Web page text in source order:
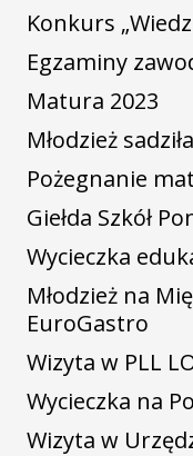
Konkurs
Egzaminy
Matura 2023
Młodzież
Pożegnanie
Giełda Szkół
Wycieczka
Młodzież na
EuroGastro
Wizyta w PLL
Wycieczka na
Wizyta w